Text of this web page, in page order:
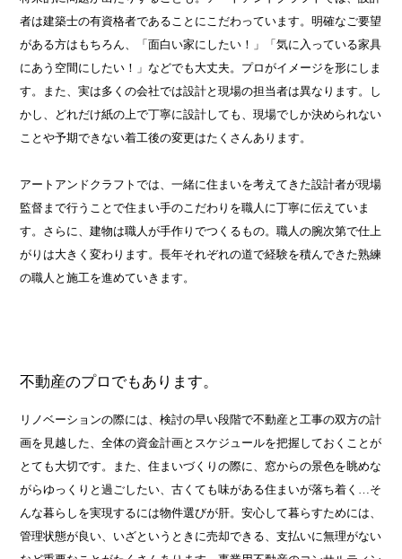
者は建築士の有資格者であることにこだわっています。明確なご要望
がある方はもちろん、「面白い家にしたい！」「気に入っている家具
にあう空間にしたい！」などでも大丈夫。プロがイメージを形にしま
す。また、実は多くの会社では設計と現場の担当者は異なります。し
かし、どれだけ紙の上で丁寧に設計しても、現場でしか決められない
ことや予期できない着工後の変更はたくさんあります。
アートアンドクラフトでは、一緒に住まいを考えてきた設計者が現場
監督まで行うことで住まい手のこだわりを職人に丁寧に伝えていま
す。さらに、建物は職人が手作りでつくるもの。職人の腕次第で仕上
がりは大きく変わります。長年それぞれの道で経験を積んできた熟練
の職人と施工を進めていきます。
不動産のプロでもあります。
リノベーションの際には、検討の早い段階で不動産と工事の双方の計
画を見越した、全体の資金計画とスケジュールを把握しておくことが
とても大切です。また、住まいづくりの際に、窓からの景色を眺めな
がらゆっくりと過ごしたい、古くても味がある住まいが落ち着く…そ
んな暮らしを実現するには物件選びが肝。安心して暮らすためには、
管理状態が良い、いざというときに売却できる、支払いに無理がない